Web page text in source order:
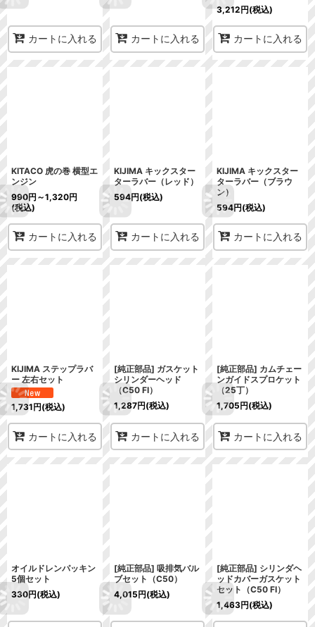
カートに入れる カートに入れる
3,212円(税込)
カートに入れる
KITACO 虎の巻 横型エ
ンジン
990円 ～1,320円
(税込)
カートに入れる
KIJIMA キックスター
ターラバー（レッド）
594円(税込)
カートに入れる
KIJIMA キックスター
ターラバー（ブラウ
ン）
594円(税込)
カートに入れる
KIJIMA ステップラバ
ー 左右セット
1,731円(税込)
カートに入れる
[純正部品] ガスケット
シリンダーヘッド
（C50 FI）
1,287円(税込)
カートに入れる
[純正部品] カムチェー
ンガイドスプロケット
（25丁）
1,705円(税込)
カートに入れる
オイルドレンパッキン
5個セット
330円(税込)
[純正部品] 吸排気バル
ブセット（C50）
4,015円(税込)
[純正部品] シリンダヘ
ッドカバーガスケット
セット（C50 FI）
1,463円(税込)